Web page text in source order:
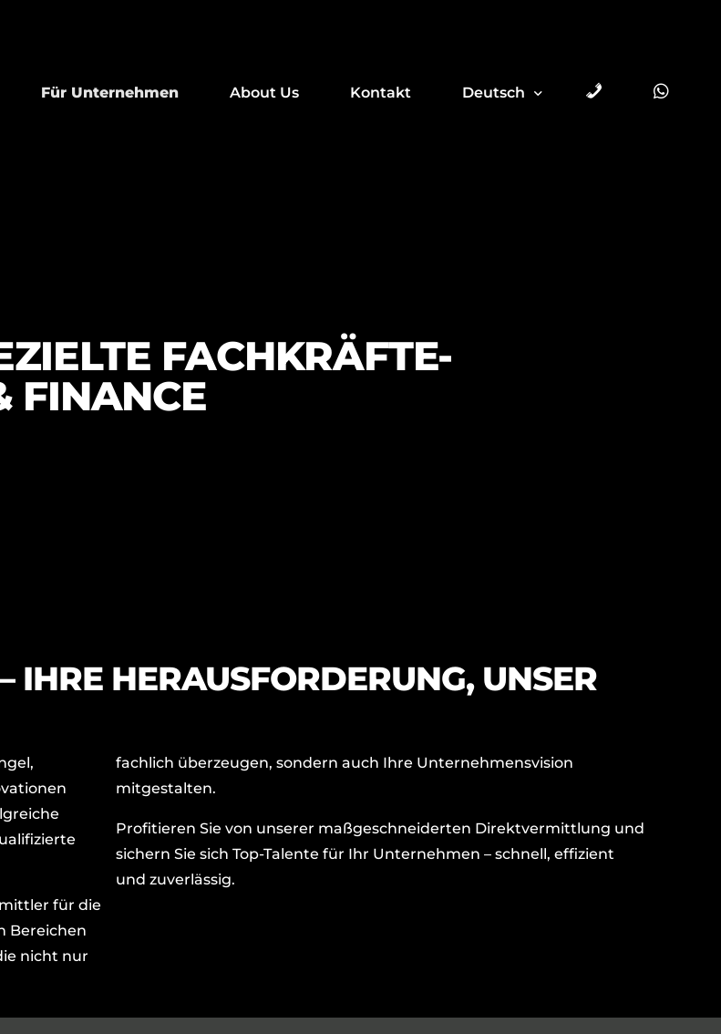
Für Unternehmen About Us Kontakt Deutsch Telefon
FACHKRÄFTE-
FINANCE
IHRE HERAUSFORDERUNG, UNSER
für die
Bereichen
nicht nur
fachlich überzeugen, sondern auch Ihre Unternehmensvision
mitgestalten.
Profitieren Sie von unserer maßgeschneiderten Direktvermittlung und
sichern Sie sich Top-Talente für Ihr Unternehmen – schnell, effizient
und zuverlässig.